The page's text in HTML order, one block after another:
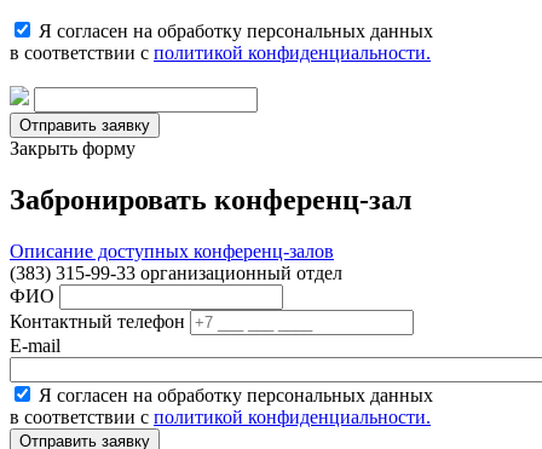
Я согласен на обработку персональных данных
в соответствии с политикой конфиденциальности.
Закрыть форму
Забронировать конференц-зал
Описание доступных конференц-залов
(383) 315-99-33 организационный отдел
ФИО
Контактный телефон
E-mail
Я согласен на обработку персональных данных
в соответствии с политикой конфиденциальности.